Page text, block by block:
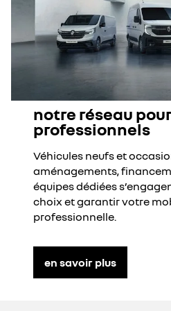
notre réseau
professionnels
Véhicules neufs et
aménagements,
équipes dédiées
choix et garantir votre
professionnelle.
en savoir plus